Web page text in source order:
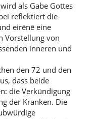
als Gabe Gottes
reflektiert die
eirēnē eine
Vorstellung von
inneren und
den 72 und den
dass beide
die Verkündigung
der Kranken. Die